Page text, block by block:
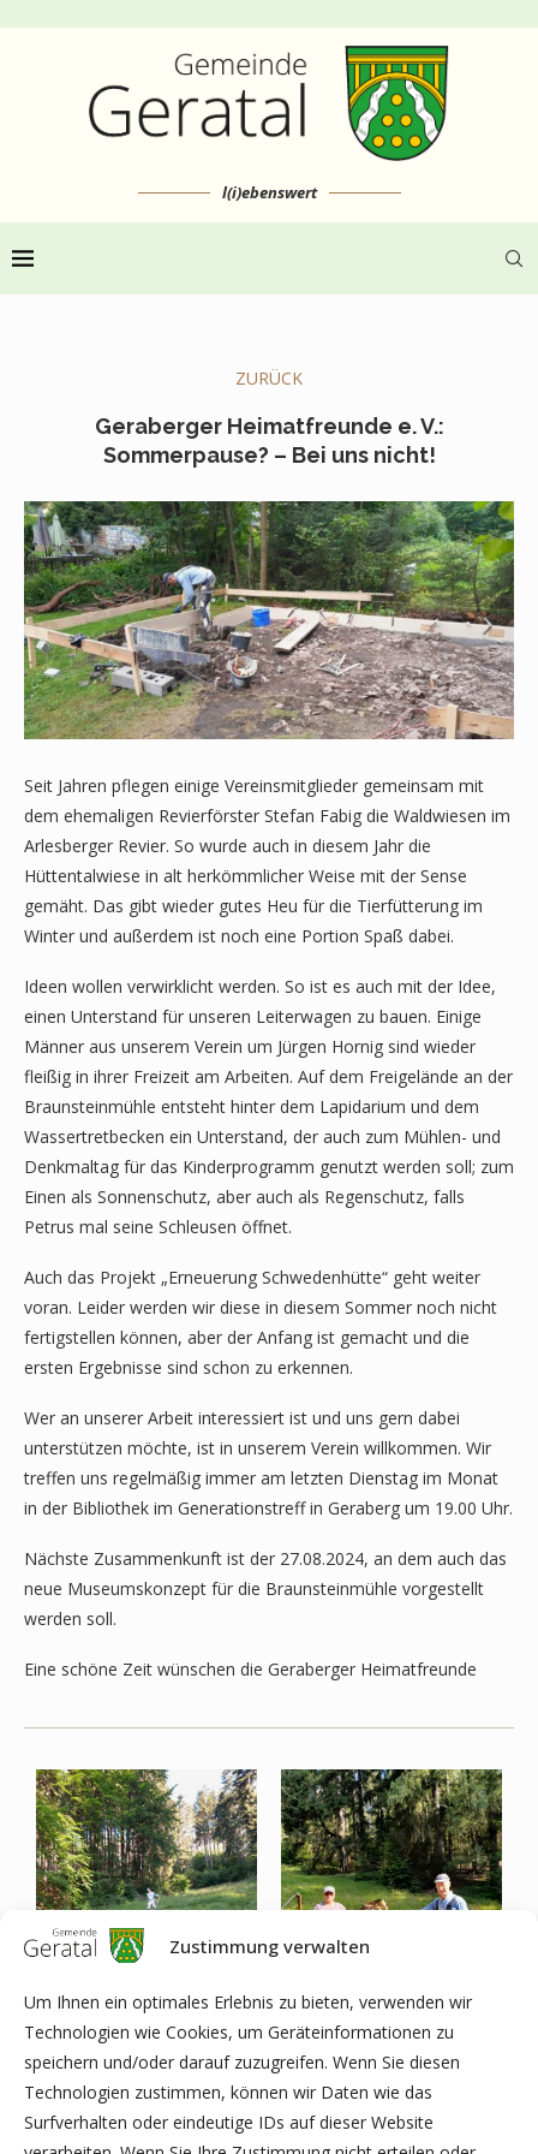
Zustimmung verwalten
Um Ihnen ein optimales Erlebnis zu bieten, verwenden wir
Technologien wie Cookies, um Geräteinformationen zu
speichern und/oder darauf zuzugreifen. Wenn Sie diesen
Technologien zustimmen, können wir Daten wie das
Surfverhalten oder eindeutige IDs auf dieser Website
l(i)ebenswert
ZURÜCK
Geraberger Heimatfreunde e. V.:
Sommerpause? – Bei uns nicht!
Seit Jahren pflegen einige Vereinsmitglieder gemeinsam mit
dem ehemaligen Revierförster Stefan Fabig die Waldwiesen im
Arlesberger Revier. So wurde auch in diesem Jahr die
Hüttentalwiese in alt herkömmlicher Weise mit der Sense
gemäht. Das gibt wieder gutes Heu für die Tierfütterung im
Winter und außerdem ist noch eine Portion Spaß dabei.
Ideen wollen verwirklicht werden. So ist es auch mit der Idee,
einen Unterstand für unseren Leiterwagen zu bauen. Einige
Männer aus unserem Verein um Jürgen Hornig sind wieder
fleißig in ihrer Freizeit am Arbeiten. Auf dem Freigelände an der
Braunsteinmühle entsteht hinter dem Lapidarium und dem
Wassertretbecken ein Unterstand, der auch zum Mühlen- und
Denkmaltag für das Kinderprogramm genutzt werden soll; zum
Einen als Sonnenschutz, aber auch als Regenschutz, falls
Petrus mal seine Schleusen öffnet.
Auch das Projekt „Erneuerung Schwedenhütte“ geht weiter
voran. Leider werden wir diese in diesem Sommer noch nicht
fertigstellen können, aber der Anfang ist gemacht und die
ersten Ergebnisse sind schon zu erkennen.
Wer an unserer Arbeit interessiert ist und uns gern dabei
unterstützen möchte, ist in unserem Verein willkommen. Wir
treffen uns regelmäßig immer am letzten Dienstag im Monat
in der Bibliothek im Generationstreff in Geraberg um 19.00 Uhr.
Nächste Zusammenkunft ist der 27.08.2024, an dem auch das
neue Museumskonzept für die Braunsteinmühle vorgestellt
werden soll.
Eine schöne Zeit wünschen die Geraberger Heimatfreunde